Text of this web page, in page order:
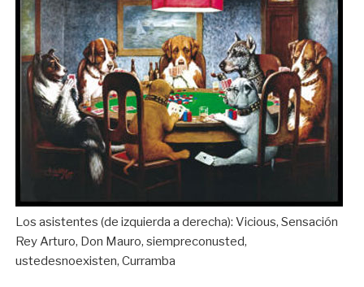
Los asistentes (de izquierda a derecha): Vicious, Sensación
Rey Arturo, Don Mauro, siempreconusted,
ustedesnoexisten, Curramba